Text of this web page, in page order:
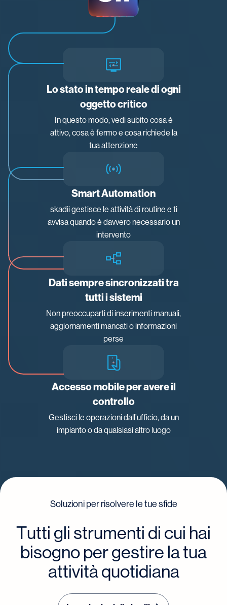
Lo stato in tempo reale di ogni
oggetto critico
In questo modo, vedi subito cosa è
attivo, cosa è fermo e cosa richiede la
tua attenzione
Smart Automation
skadii gestisce le attività di routine e ti
avvisa quando è davvero necessario un
intervento
Dati sempre sincronizzati tra
tutti i sistemi
Non preoccuparti di inserimenti manuali,
aggiornamenti mancati o informazioni
perse
Accesso mobile per avere il
controllo
Gestisci le operazioni dall’ufficio, da un
impianto o da qualsiasi altro luogo
Soluzioni per risolvere le tue sfide
Tutti gli strumenti di cui hai
bisogno per gestire la tua
attività quotidiana